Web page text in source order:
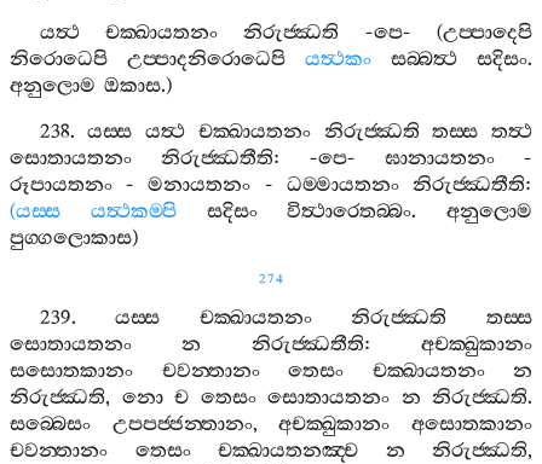
යත්‍ථ
චක‍්ඛායතනං නිරුජ‍්ඣති -පෙ- (උප‍්පාදෙපි
නිරොධෙපි
උප‍්පාදනිරොධෙපි යත්‍ථකං සබ‍්බත්‍ථ සදිසං.
අනුලොම ඔකාස.)
238.යස‍්ස යත්‍ථ චක‍්ඛායතනං නිරුජ‍්ඣති තස‍්ස තත්‍ථ
සොතායතනං
නිරුජ‍්ඣතීති: -පෙ- ඝානායතනං -
රූපායතනං -මනායතනං - ධම‍්මායතනං නිරුජ‍්ඣතීති:
(යස‍්ස යත්‍ථකම‍්පි සදිසං විත්‍ථාරෙතබ‍්බං. අනුලොම
පුග‍්ගලොකාස)
274
239.යස‍්ස චක‍්ඛායතනං නිරුජ‍්ඣති
තස‍්ස
සොතායතනං
න නිරුජ‍්ඣතීති:අචක‍්ඛුකානං
සසොතකානං
චවන‍්තානං තෙසං චක‍්ඛායතනං
න
නිරුජ‍්ඣති, නො ච තෙසං සොතායතනං න නිරුජ‍්ඣති.
සබ‍්බෙසං
උපපජ‍්ජන‍්තානං,අචක‍්ඛුකානං
අසොතකානං
චවන‍්තානං
තෙසං චක‍්ඛායතනඤ‍්ච න නිරුජ‍්ඣති,